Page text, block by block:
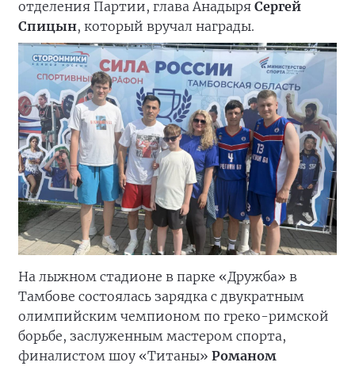
отделения Партии, глава Анадыря Сергей
Спицын, который вручал награды.
На лыжном стадионе в парке «Дружба» в
Тамбове состоялась зарядка с двукратным
олимпийским чемпионом по греко-римской
борьбе, заслуженным мастером спорта,
финалистом шоу «Титаны» Романом